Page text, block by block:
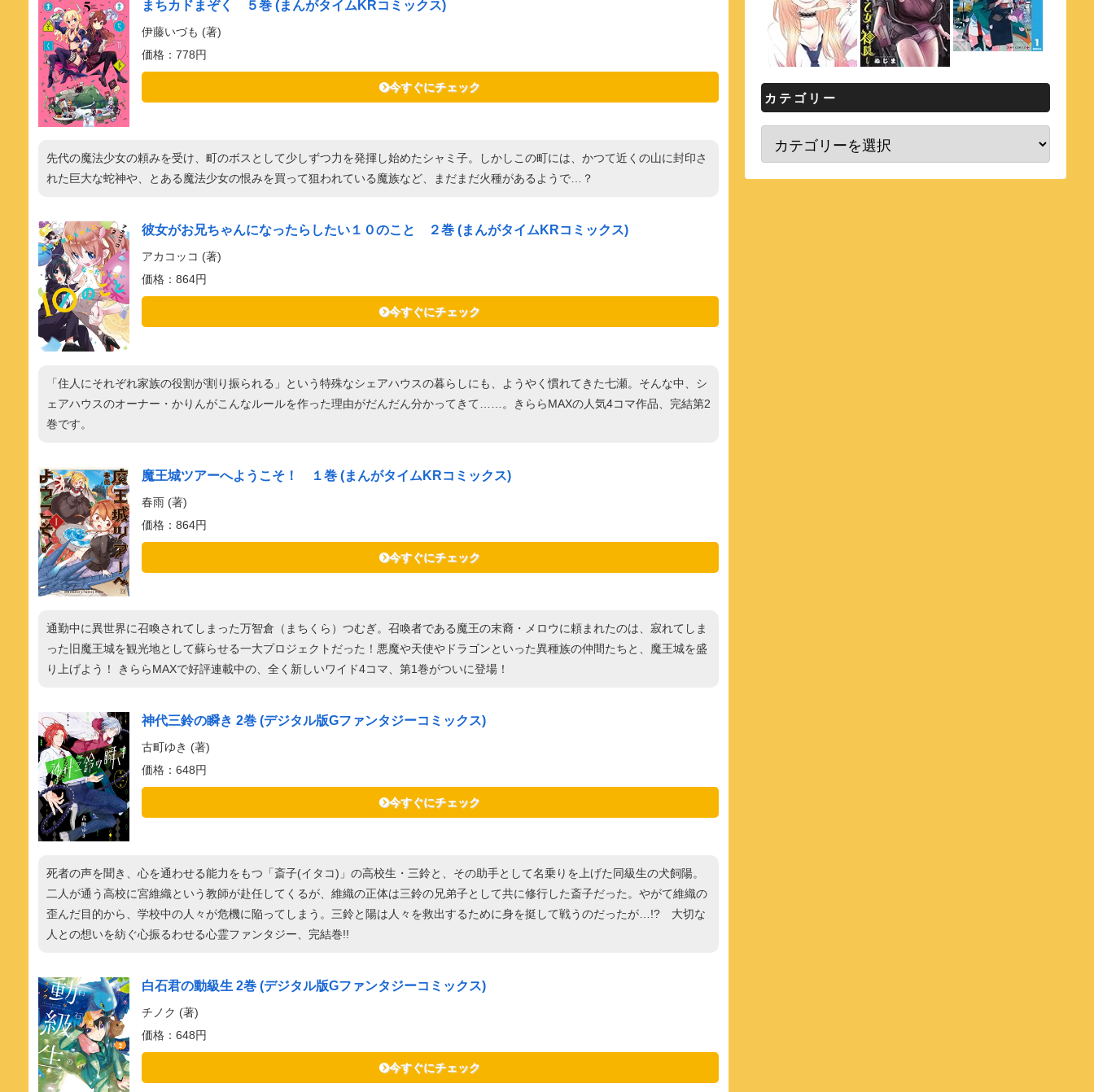
まちカドまぞく ５巻 (まんがタイムKRコミックス)
伊藤いづも (著)
価格：778円
今すぐにチェック
先代の魔法少女の頼みを受け、町のボスとして少しずつ力を発揮し始めたシャミ子。しかしこの町には、かつて近くの山に封印さ
れた巨大な蛇神や、とある魔法少女の恨みを買って狙われている魔族など、まだまだ火種があるようで…？
彼女がお兄ちゃんになったらしたい１０のこと ２巻 (まんがタイムKRコミックス)
アカコッコ (著)
価格：864円
今すぐにチェック
「住人にそれぞれ家族の役割が割り振られる」という特殊なシェアハウスの暮らしにも、ようやく慣れてきた七瀬。そんな中、シ
ェアハウスのオーナー・かりんがこんなルールを作った理由がだんだん分かってきて……。きららMAXの人気4コマ作品、完結第2
巻です。
魔王城ツアーへようこそ！ １巻 (まんがタイムKRコミックス)
春雨 (著)
価格：864円
今すぐにチェック
通勤中に異世界に召喚されてしまった万智倉（まちくら）つむぎ。召喚者である魔王の末裔・メロウに頼まれたのは、寂れてしま
った旧魔王城を観光地として蘇らせる一大プロジェクトだった！悪魔や天使やドラゴンといった異種族の仲間たちと、魔王城を盛
り上げよう！ きららMAXで好評連載中の、全く新しいワイド4コマ、第1巻がついに登場！
神代三鈴の瞬き 2巻 (デジタル版Gファンタジーコミックス)
古町ゆき (著)
価格：648円
今すぐにチェック
死者の声を聞き、心を通わせる能力をもつ「斎子(イタコ)」の高校生・三鈴と、その助手として名乗りを上げた同級生の犬飼陽。
二人が通う高校に宮維織という教師が赴任してくるが、維織の正体は三鈴の兄弟子として共に修行した斎子だった。やがて維織の
歪んだ目的から、学校中の人々が危機に陥ってしまう。三鈴と陽は人々を救出するために身を挺して戦うのだったが…!? 大切な
人との想いを紡ぐ心振るわせる心霊ファンタジー、完結巻!!
白石君の動級生 2巻 (デジタル版Gファンタジーコミックス)
チノク (著)
価格：648円
今すぐにチェック
カテゴリー